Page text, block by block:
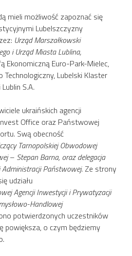
mieli możliwość zapoznać się
Lubelszczyzny
Urząd Marszałkowski
i Urząd Miasta Lublina,
Ekonomiczną Euro-Park-Mielec,
Technologiczny, Lubelski Klaster
S.A.
ukraińskich agencji
Office oraz Państwowej
Swą obecność
Tarnopolskiej Obwodowej
– Stepan Barna, oraz delegacja
Administracji Państwowej. Ze strony
udziału
Agencji Inwestycji i Prywatyzacji
Handlowej
potwierdzonych uczestników
powiększa, o czym będziemy